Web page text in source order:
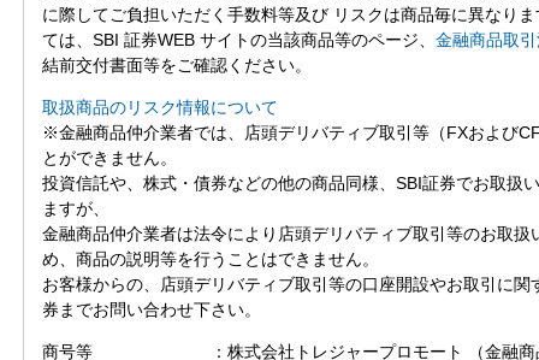
に際してご負担いただく手数料等及び リスクは商品毎に異なり
ては、SBI 証券WEB サイトの当該商品等のページ、金融商品取
結前交付書面等をご確認ください。
取扱商品のリスク情報について
※金融商品仲介業者では、店頭デリバティブ取引等（FXおよび
とができません。
投資信託や、株式・債券などの他の商品同様、SBI証券でお取扱
ますが、
金融商品仲介業者は法令により店頭デリバティブ取引等のお取扱
め、商品の説明等を行うことはできません。
お客様からの、店頭デリバティブ取引等の口座開設やお取引に関
券までお問い合わせ下さい。
商号等 ：株式会社トレジャープロモート （金融商品